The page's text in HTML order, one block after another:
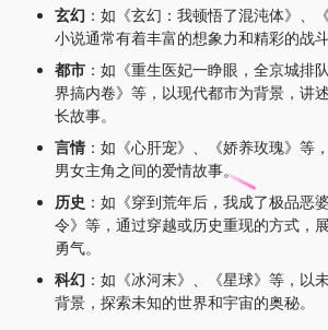
玄幻 ：如《玄幻：我顿悟了混沌体》、
小说通常有着丰富的想象力和精彩的战斗
都市 ：如《重生医妃一睁眼，全京城排
界搞内卷》等，以现代都市为背景，讲
长故事。
言情：如《心肝宠》、《娇养玫瑰》等
男女主角之间的爱情故事。
历史 ：如《穿到荒年后，我成了极品恶
令》等，通过穿越或历史重现的方式，
勇气。
科幻 ：如《冰河末》、《星球》等，以
背景，探索未知的世界和宇宙的奥秘。